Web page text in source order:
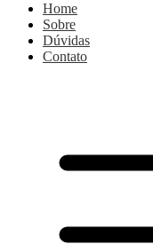
Home
Sobre
Dúvidas
Contato